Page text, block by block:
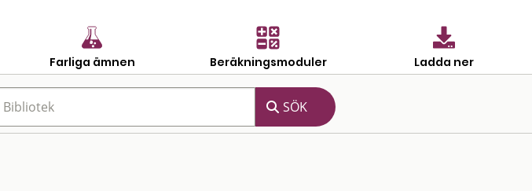
Farliga ämnen Beräkningsmoduler Ladda ner